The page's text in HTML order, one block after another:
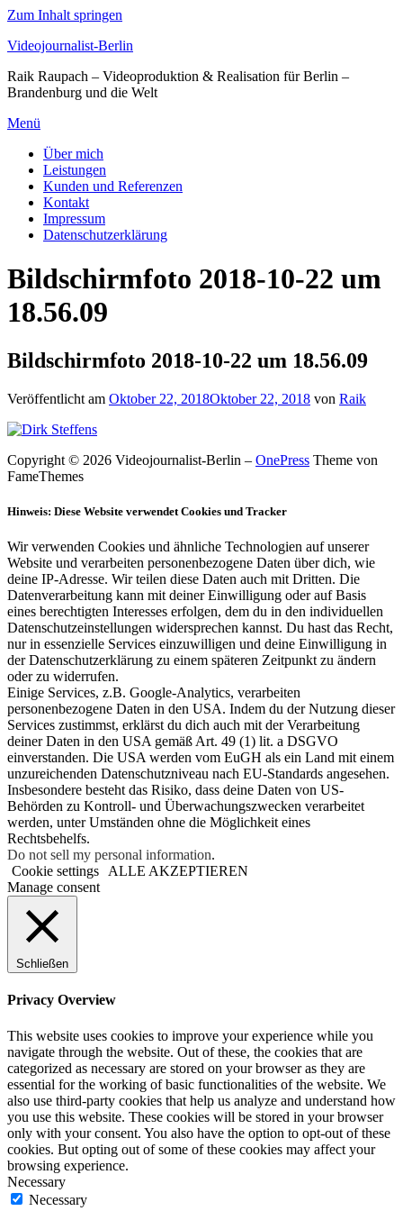
Zum Inhalt springen
Videojournalist-Berlin
Raik Raupach – Videoproduktion & Realisation für Berlin –
Brandenburg und die Welt
Menü
Über mich
Leistungen
Kunden und Referenzen
Kontakt
Impressum
Datenschutzerklärung
Bildschirmfoto 2018-10-22 um
18.56.09
Bildschirmfoto 2018-10-22 um 18.56.09
Veröffentlicht am Oktober 22, 2018Oktober 22, 2018 von Raik
Copyright © 2026 Videojournalist-Berlin – OnePress Theme von
FameThemes
Hinweis: Diese Website verwendet Cookies und Tracker
Wir verwenden Cookies und ähnliche Technologien auf unserer
Website und verarbeiten personenbezogene Daten über dich, wie
deine IP-Adresse. Wir teilen diese Daten auch mit Dritten. Die
Datenverarbeitung kann mit deiner Einwilligung oder auf Basis
eines berechtigten Interesses erfolgen, dem du in den individuellen
Datenschutzeinstellungen widersprechen kannst. Du hast das Recht,
nur in essenzielle Services einzuwilligen und deine Einwilligung in
der Datenschutzerklärung zu einem späteren Zeitpunkt zu ändern
oder zu widerrufen.
Einige Services, z.B. Google-Analytics, verarbeiten
personenbezogene Daten in den USA. Indem du der Nutzung dieser
Services zustimmst, erklärst du dich auch mit der Verarbeitung
deiner Daten in den USA gemäß Art. 49 (1) lit. a DSGVO
einverstanden. Die USA werden vom EuGH als ein Land mit einem
unzureichenden Datenschutzniveau nach EU-Standards angesehen.
Insbesondere besteht das Risiko, dass deine Daten von US-
Behörden zu Kontroll- und Überwachungszwecken verarbeitet
werden, unter Umständen ohne die Möglichkeit eines
Rechtsbehelfs.
Do not sell my personal information.
Cookie settings
ALLE AKZEPTIEREN
Manage consent
Schließen
Privacy Overview
This website uses cookies to improve your experience while you
navigate through the website. Out of these, the cookies that are
categorized as necessary are stored on your browser as they are
essential for the working of basic functionalities of the website. We
also use third-party cookies that help us analyze and understand how
you use this website. These cookies will be stored in your browser
only with your consent. You also have the option to opt-out of these
cookies. But opting out of some of these cookies may affect your
browsing experience.
Necessary
Necessary